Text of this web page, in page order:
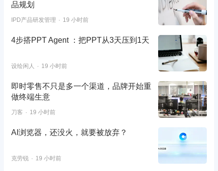
品规划
IPD产品研发管理 19 小时前
4步搭PPT Agent ：把PPT从3天压到1天
设绘闲人 19 小时前
即时零售不只是多一个渠道，品牌开始重
做终端生意
刀客 19 小时前
AI浏览器，还没火，就要被放弃？
克劳锐 19 小时前